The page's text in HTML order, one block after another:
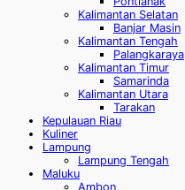
Kalimantan Selatan
Banjar Masin
Kalimantan Tengah
Palangkaraya
Kalimantan Timur
Samarinda
Kalimantan Utara
Tarakan
Kepulauan Riau
Kuliner
Lampung
Lampung Tengah
Maluku
Ambon